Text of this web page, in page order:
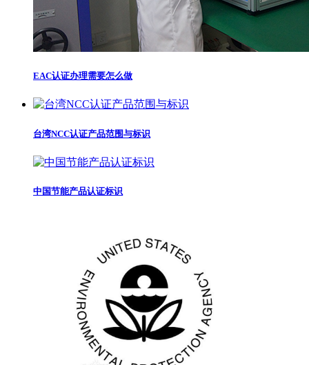
EAC认证办理需要怎么做
台湾NCC认证产品范围与标识
中国节能产品认证标识